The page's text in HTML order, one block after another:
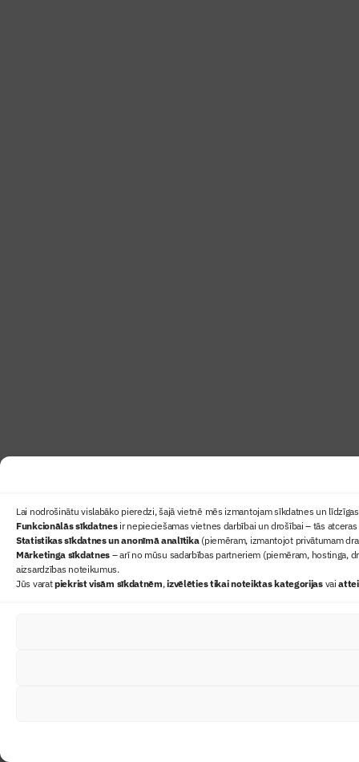
Lai nodrošinātu vislabāko pieredzi, šajā vietnē mēs izmantojam sīkdatnes un
Funkcionālās sīkdatnesir nepieciešamas vietnes darbībai un drošībai – tās
Statistikas sīkdatnes un anonīmā analītika(piemēram, izmantojot privātumam
Mārketinga sīkdatnes – arī no mūsu sadarbības partneriem (piemēram, hostinga,
aizsardzības noteikumus.
Jūs varatpiekrist visām sīkdatnēm,izvēlēties tikai noteiktas kategorijasvai